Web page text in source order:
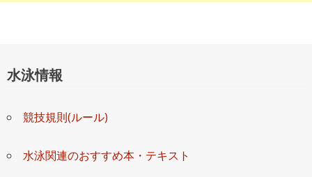
水泳情報
競技規則(ルール)
水泳関連のおすすめ本・テキスト